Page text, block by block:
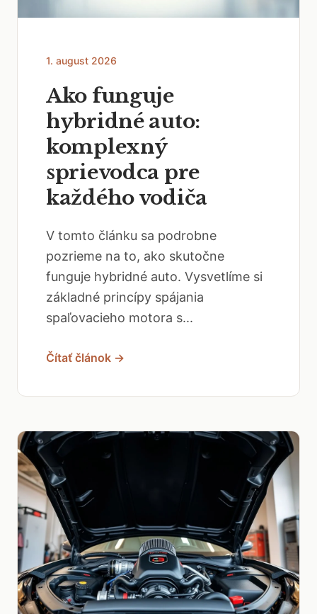
1. august 2026
Ako funguje
hybridné auto:
komplexný
sprievodca pre
každého vodiča
V tomto článku sa podrobne
pozrieme na to, ako skutočne
funguje hybridné auto. Vysvetlíme si
základné princípy spájania
spaľovacieho motora s...
Čítať článok →